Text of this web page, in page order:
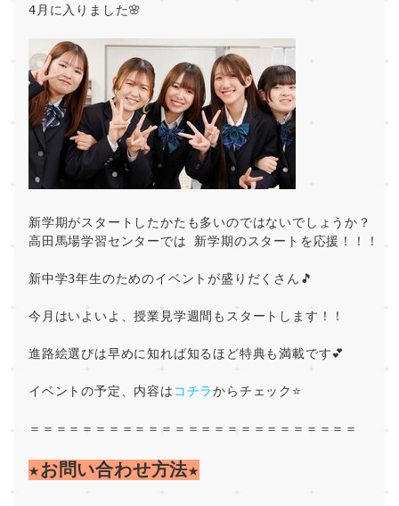
4月に入りました🌸
新学期がスタートしたかたも多いのではないでしょうか？
高田馬場学習センターでは 新学期のスタートを応援！！！
新中学3年生のためのイベントが盛りだくさん🎵
今月はいよいよ、授業見学週間もスタートします！！
進路絵選びは早めに知れば知るほど特典も満載です💕
イベントの予定、内容は コチラからチェック⭐
＝＝＝＝＝＝＝＝＝＝＝＝＝＝＝＝＝＝＝＝＝＝＝＝＝
★お問い合わせ方法★